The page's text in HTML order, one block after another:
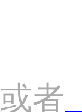
或者